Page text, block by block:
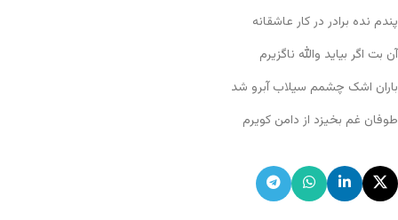
پندم نده برادر در کار عاشقانه
آن بت اگر بیاید والله ناگزیرم
باران اشک چشمم سیلاب آبرو شد
طوفان غم بخیزد از دامن کویرم